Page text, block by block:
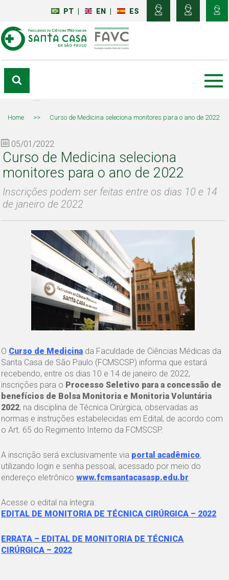
PT EN ES
Home >> Curso de Medicina seleciona monitores para o ano de 2022
05/01/2022
Curso de Medicina seleciona
monitores para o ano de 2022
Inscrições podem ser feitas entre os dias 10 e 14
de janeiro de 2022
O Curso de Medicina da Faculdade de Ciências Médicas da
Santa Casa de São Paulo (FCMSCSP) informa que estará
recebendo, entre os dias 10 e 14 de janeiro de 2022,
inscrições para o Processo Seletivo para a concessão de
benefícios de Bolsa Monitoria e Monitoria Voluntária
2022, na disciplina de Técnica Cirúrgica, observadas as
normas e instruções estabelecidas em Edital, de acordo com
o Art. 65 do Regimento Interno da FCMSCSP.
A inscrição será exclusivamente via portal acadêmico,
utilizando login e senha pessoal, acessado por meio do
endereço eletrônicowww.fcmsantacasasp.edu.br
Acesse o edital na íntegra:
EDITAL DE MONITORIA DE TÉCNICA CIRÚRGICA – 2022
ERRATA – EDITAL DE MONITORIA DE TÉCNICA
CIRÚRGICA – 2022